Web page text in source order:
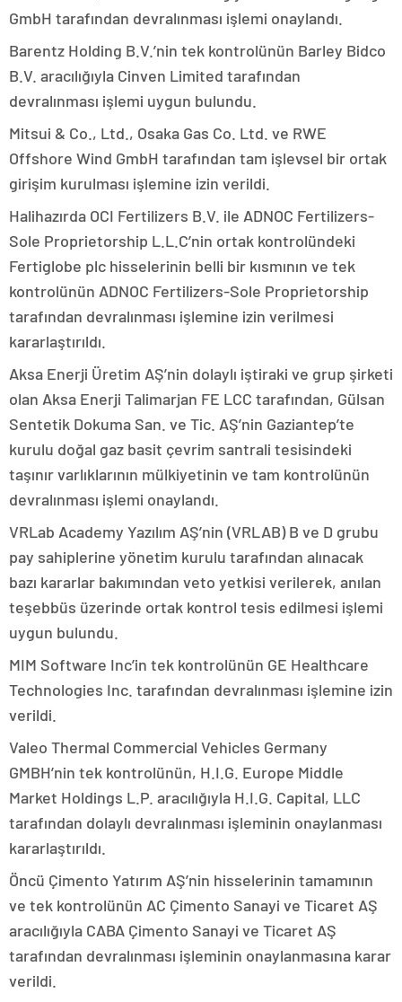
GmbH tarafından devralınması işlemi onaylandı.
Barentz Holding B.V.’nin tek kontrolünün Barley Bidco
B.V. aracılığıyla Cinven Limited tarafından
devralınması işlemi uygun bulundu.
Mitsui & Co., Ltd., Osaka Gas Co. Ltd. ve RWE
Offshore Wind GmbH tarafından tam işlevsel bir ortak
girişim kurulması işlemine izin verildi.
Halihazırda OCI Fertilizers B.V. ile ADNOC Fertilizers-
Sole Proprietorship L.L.C’nin ortak kontrolündeki
Fertiglobe plc hisselerinin belli bir kısmının ve tek
kontrolünün ADNOC Fertilizers-Sole Proprietorship
tarafından devralınması işlemine izin verilmesi
kararlaştırıldı.
Aksa Enerji Üretim AŞ’nin dolaylı iştiraki ve grup şirketi
olan Aksa Enerji Talimarjan FE LCC tarafından, Gülsan
Sentetik Dokuma San. ve Tic. AŞ’nin Gaziantep’te
kurulu doğal gaz basit çevrim santrali tesisindeki
taşınır varlıklarının mülkiyetinin ve tam kontrolünün
devralınması işlemi onaylandı.
VRLab Academy Yazılım AŞ’nin (VRLAB) B ve D grubu
pay sahiplerine yönetim kurulu tarafından alınacak
bazı kararlar bakımından veto yetkisi verilerek, anılan
teşebbüs üzerinde ortak kontrol tesis edilmesi işlemi
uygun bulundu.
MIM Software Inc’in tek kontrolünün GE Healthcare
Technologies Inc. tarafından devralınması işlemine izin
verildi.
Valeo Thermal Commercial Vehicles Germany
GMBH’nin tek kontrolünün, H.I.G. Europe Middle
Market Holdings L.P. aracılığıyla H.I.G. Capital, LLC
tarafından dolaylı devralınması işleminin onaylanması
kararlaştırıldı.
Öncü Çimento Yatırım AŞ’nin hisselerinin tamamının
ve tek kontrolünün AC Çimento Sanayi ve Ticaret AŞ
aracılığıyla CABA Çimento Sanayi ve Ticaret AŞ
tarafından devralınması işleminin onaylanmasına karar
verildi.